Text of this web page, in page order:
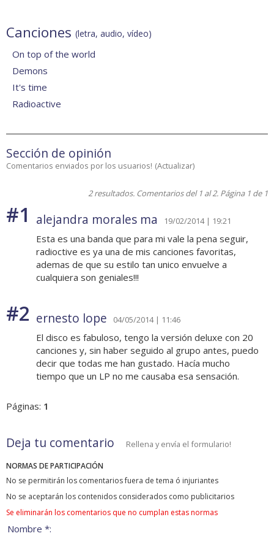
Canciones (letra, audio, vídeo)
On top of the world
Demons
It's time
Radioactive
Sección de opinión
Comentarios enviados por los usuarios! (Actualizar)
2 resultados. Comentarios del 1 al 2. Página 1 de 1
#1 alejandra morales ma 19/02/2014 | 19:21
Esta es una banda que para mi vale la pena seguir,
radioctive es ya una de mis canciones favoritas,
ademas de que su estilo tan unico envuelve a
cualquiera son geniales!!!
#2 ernesto lope 04/05/2014 | 11:46
El disco es fabuloso, tengo la versión deluxe con 20
canciones y, sin haber seguido al grupo antes, puedo
decir que todas me han gustado. Hacía mucho
tiempo que un LP no me causaba esa sensación.
Páginas: 1
Deja tu comentario Rellena y envía el formulario!
NORMAS DE PARTICIPACIÓN
No se permitirán los comentarios fuera de tema ó injuriantes
No se aceptarán los contenidos considerados como publicitarios
Se eliminarán los comentarios que no cumplan estas normas
Nombre *: